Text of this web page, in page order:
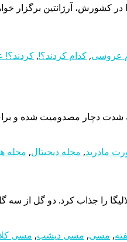
آرژانتین برگزار
عروسی, کدام کردند؟!,
شدت دچار مصدومیت شده و
مادرید, مجله دیجیتال, مجله
, مسی, مسی دیشب, مسی